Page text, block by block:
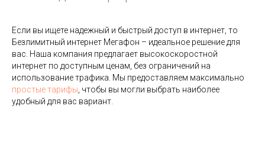
Если вы ищете надежный и быстрый доступ в интернет, то
Безлимитный интернет Мегафон – идеальное решение для
вас. Наша компания предлагает высокоскоростной
интернет по доступным ценам, без ограничений на
использование трафика. Мы предоставляем максимально
простые тарифы , чтобы вы могли выбрать наиболее
удобный для вас вариант.